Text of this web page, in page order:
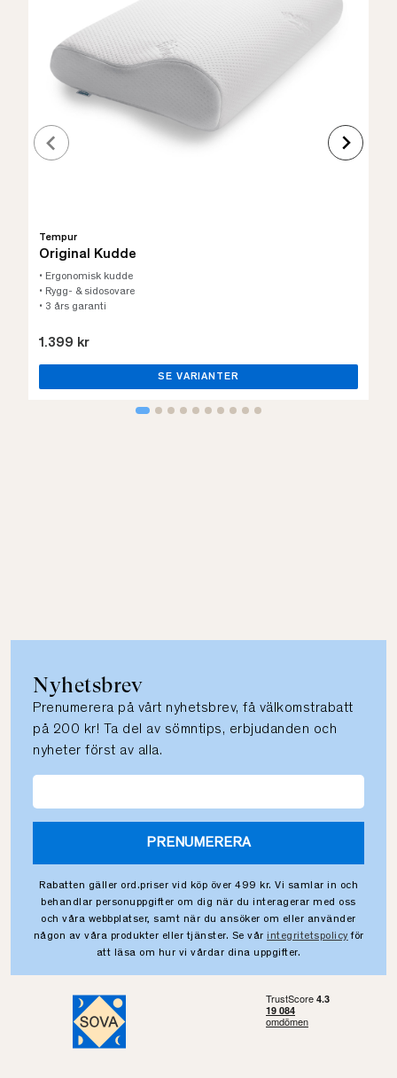
Tempur
Original Kudde
• Ergonomisk kudde
• Rygg- & sidosovare
• 3 års garanti
1.399 kr
SE VARIANTER
Nyhetsbrev
Prenumerera på vårt nyhetsbrev, få välkomstrabatt
på 200 kr! Ta del av sömntips, erbjudanden och
nyheter först av alla.
PRENUMERERA
Rabatten gäller ord.priser vid köp över 499 kr. Vi samlar in och
behandlar personuppgifter om dig när du interagerar med oss
och våra webbplatser, samt när du ansöker om eller använder
någon av våra produkter eller tjänster. Se vår integritetspolicy för
att läsa om hur vi vårdar dina uppgifter.